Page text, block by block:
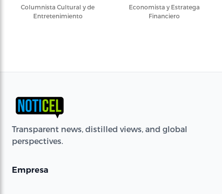
Columnista Cultural y de
Entretenimiento
Economista y Estratega
Financiero
Transparent news, distilled views, and global
perspectives.
Empresa